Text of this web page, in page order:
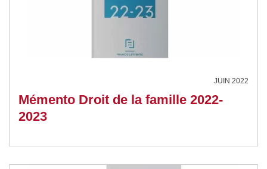
JUIN 2022
Mémento Droit de la famille 2022-
2023